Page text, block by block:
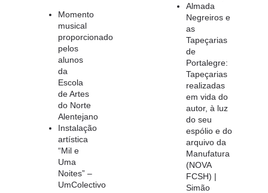
Momento
musical
proporcionado
pelos
alunos
da
Escola
de Artes
do Norte
Alentejano
Instalação
artística
“Mil e
Uma
Noites” –
UmColectivo
Almada
Negreiros e
as
Tapeçarias
de
Portalegre:
Tapeçarias
realizadas
em vida do
autor, à luz
do seu
espólio e do
arquivo da
Manufatura
(NOVA
FCSH) |
Simão